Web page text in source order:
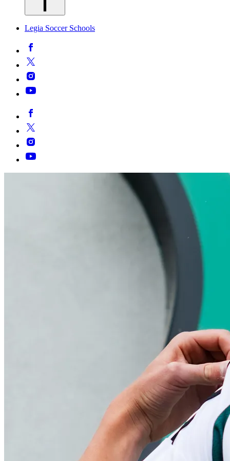
Legia Soccer Schools